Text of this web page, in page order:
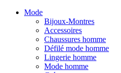
Mode
Bijoux-Montres
Accessoires
Chaussures homme
Défilé mode homme
Lingerie homme
Mode homme